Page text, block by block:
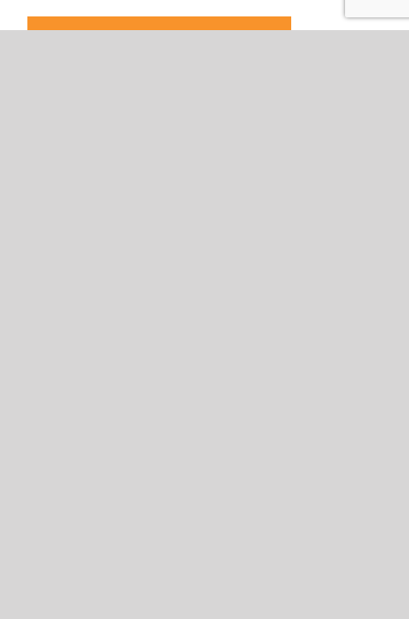
LEGGI L’ARTICOLO IN INGLESE